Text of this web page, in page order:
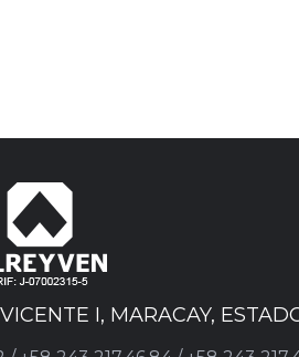
I, MARACAY,